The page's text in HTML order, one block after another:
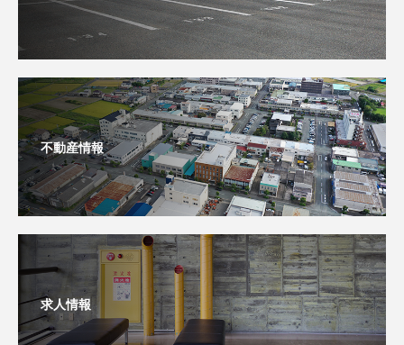
不動産情報
求人情報